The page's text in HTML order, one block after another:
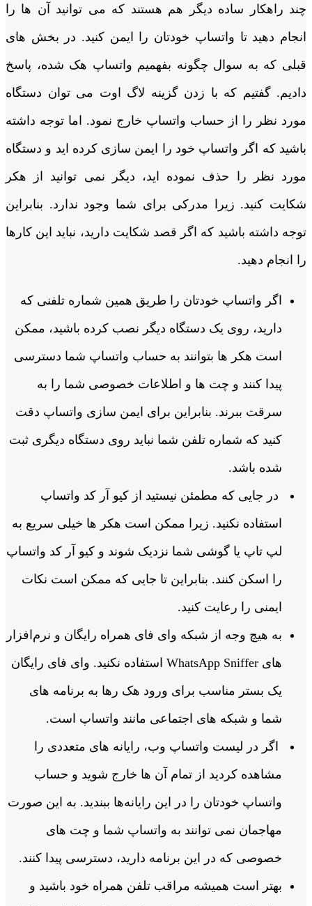
چند راهکار ساده دیگر هم هستند که می‌ توانید آن ها را
انجام دهید تا واتساپ خودتان را ایمن کنید. در بخش ‌های
قبلی که به سوال چگونه بفهمیم واتساپ هک شده، پاسخ
دادیم. گفتیم که با زدن گزینه لاگ اوت می ‌توان دستگاه
مورد نظر را از حساب واتساپ خارج نمود. اما توجه داشته
باشید که اگر واتساپ خود را ایمن سازی کرده ‌اید و دستگاه
مورد نظر را حذف نموده ‌اید، دیگر نمی ‌توانید از هکر
شکایت کنید. زیرا مدرکی برای شما وجود ندارد. بنابراین
توجه داشته باشید که اگر قصد شکایت دارید، نباید این کارها
را انجام دهید.
اگر واتساپ خودتان را طریق همین شماره تلفنی که
دارید، روی یک دستگاه دیگر نصب کرده باشید، ممکن
است هکر ها بتوانند به حساب واتساپ شما دسترسی
پیدا کنند و چت ‌ها و اطلاعات خصوصی شما را به
سرقت ببرند. بنابراین برای ایمن سازی واتساپ دقت
کنید که شماره تلفن شما نباید روی دستگاه دیگری ثبت
شده باشد.
در جایی که مطمئن نیستید از کیو آر کد واتساپ
استفاده نکنید. زیرا ممکن است هکر ها خیلی سریع به
لپ تاپ یا گوشی شما نزدیک شوند و کیو آر کد واتساپ
را اسکن کنند. بنابراین تا جایی که ممکن است نکات
ایمنی را رعایت کنید.
به هیچ وجه از شبکه وای فای همراه رایگان و نرم‌افزار
های WhatsApp Sniffer استفاده نکنید. وای فای رایگان
یک بستر مناسب برای ورود هک رها به برنامه‌ های
شما و شبکه ‌های اجتماعی مانند واتساپ است.
اگر در لیست واتساپ وب، رایانه ‌های متعددی را
مشاهده کردید از تمام آن ها خارج شوید و حساب
واتساپ خودتان را در این رایانه‌ها ببندید. به این صورت
مهاجمان نمی ‌توانند به واتساپ شما و چت‌ های
خصوصی که در این برنامه دارید، دسترسی پیدا کنند.
بهتر است همیشه مراقب تلفن همراه خود باشید و